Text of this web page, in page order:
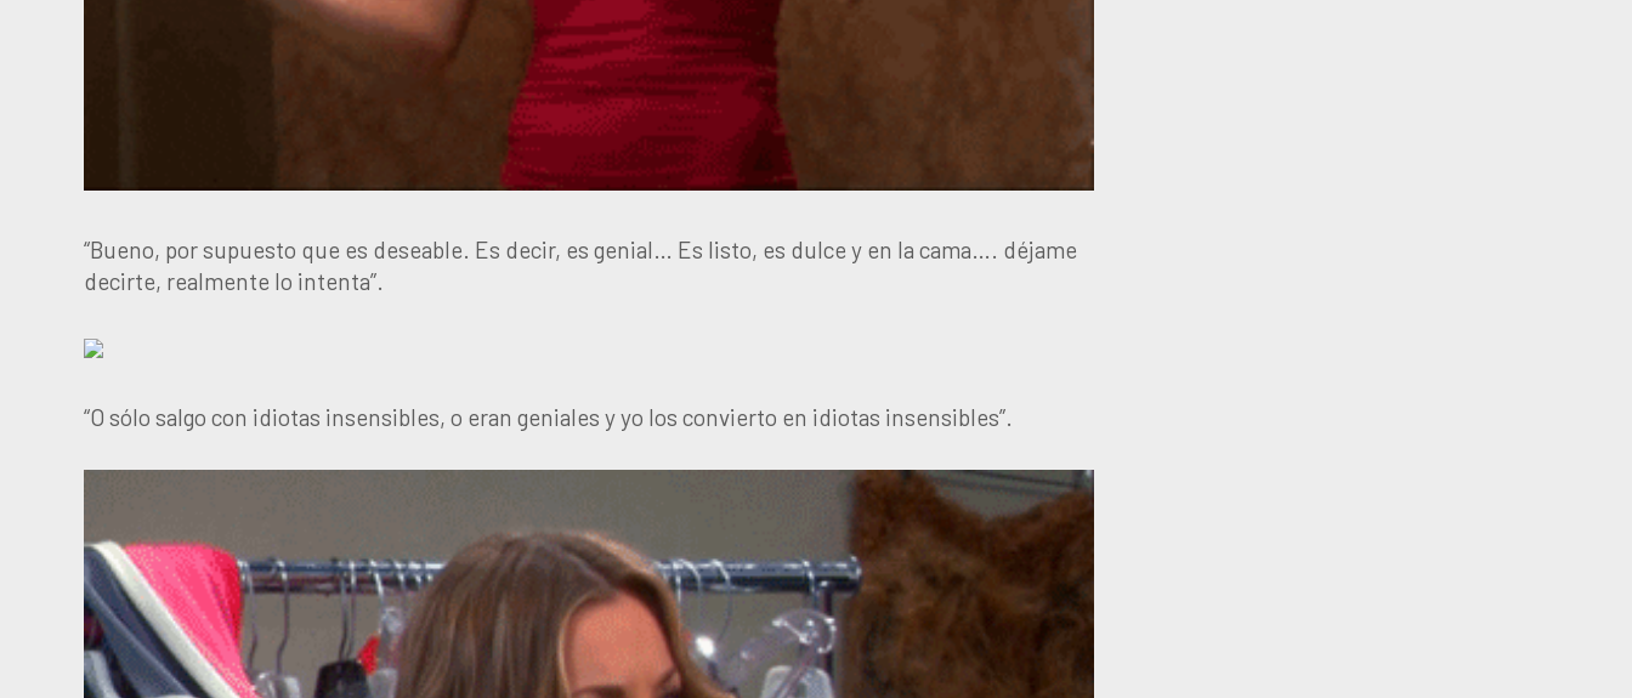
“Bueno, por supuesto que es deseable. Es decir, es genial… Es listo, es dulce y en la cama…. déjame
decirte, realmente lo intenta”.
“O sólo salgo con idiotas insensibles, o eran geniales y yo los convierto en idiotas insensibles”.